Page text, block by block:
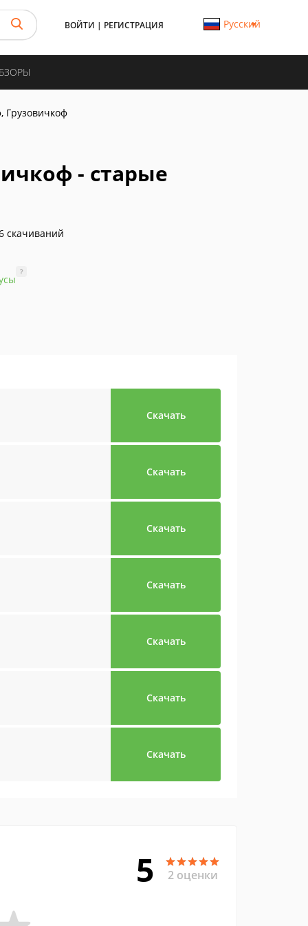
ВОЙТИ | РЕГИСТРАЦИЯ Русский
Грузовичкоф
- старые
скачиваний
?
Скачать
Скачать
Скачать
Скачать
Скачать
Скачать
Скачать
5 2 оценки